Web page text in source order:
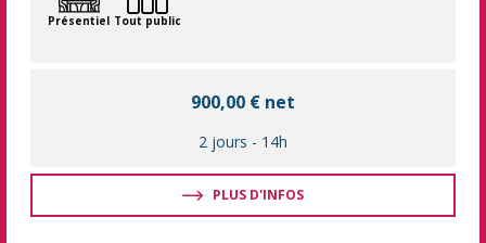
Présentiel Tout public
900,00 € net
2 jours - 14h
PLUS D'INFOS